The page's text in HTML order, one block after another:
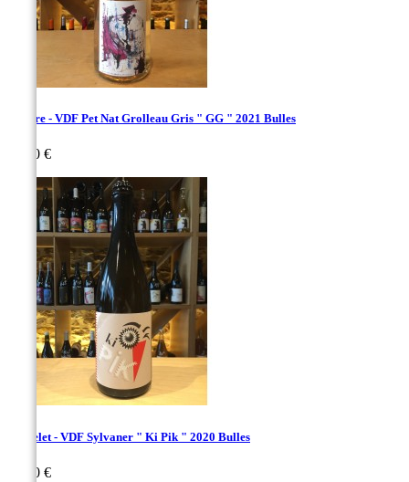
Deflore - VDF Pet Nat Grolleau Gris " GG " 2021 Bulles
30,00 €
Larcelet - VDF Sylvaner " Ki Pik " 2020 Bulles
26,00 €